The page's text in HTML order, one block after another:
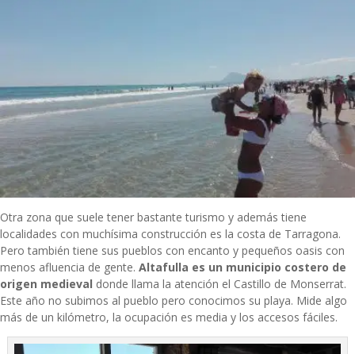
Otra zona que suele tener bastante turismo y además tiene
localidades con muchísima construcción es la costa de Tarragona.
Pero también tiene sus pueblos con encanto y pequeños oasis con
menos afluencia de gente. Altafulla es un municipio costero de
origen medieval donde llama la atención el Castillo de Monserrat.
Este año no subimos al pueblo pero conocimos su playa. Mide algo
más de un kilómetro, la ocupación es media y los accesos fáciles.